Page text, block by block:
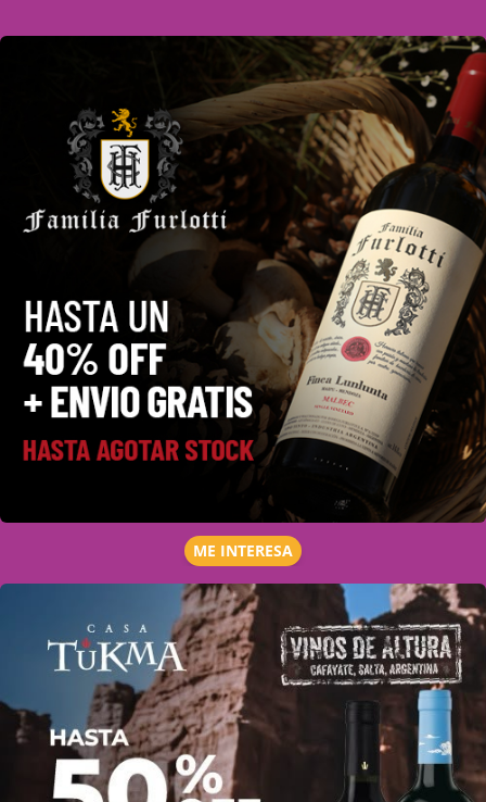
ME INTERESA